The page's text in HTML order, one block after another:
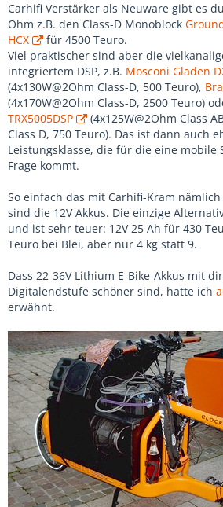
Carhifi Verstärker als Neuware gibt es
Ohm z.B. den Class-D Monoblock
HCX
für 4500 Teuro.
Viel praktischer sind aber die
integriertem DSP, z.B. Mosconi Gladen
(4x130W@2Ohm Class-D, 500 Teuro),
(4x170W@2Ohm Class-D, 2500 Teuro)
TRX5005DSP
(4x125W@2Ohm Class
Class D, 750 Teuro). Das ist dann auch
Leistungsklasse, die für die eine mobile
Frage kommt.
So einfach das mit Carhifi-Kram
sind die 12V Akkus. Die einzige
und ist sehr teuer: 12V 25 Ah für 430
Teuro bei Blei, aber nur 4 kg statt 9.
Dass 22-36V Lithium E-Bike-Akkus mit
Digitalendstufe schöner sind, hatte ich
erwähnt.